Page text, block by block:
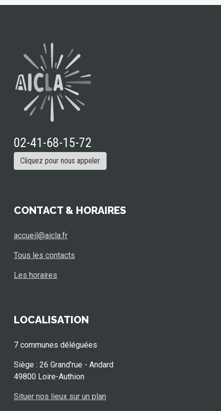
02-41-68-15-72
Cliquez pour nous appeler
CONTACT & HORAIRES
accueil@aicla.fr
Tous les contacts
Les horaires
LOCALISATION
7 communes déléguées
Siège : 26 Grand'rue - Andard
49800 Loire-Authion
Situer nos lieux sur un plan